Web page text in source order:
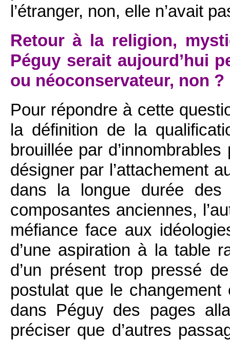
l’étranger, non, elle n’avait
Retour à la religion,
Péguy serait aujourd’hui
ou néoconservateur, non ?
Pour répondre à cette
la définition de la
brouillée par
désigner par l’attachement
dans la longue durée
composantes anciennes,
méfiance face aux
d’une aspiration à la table
d’un présent trop pressé
postulat que le
dans Péguy des pages
préciser que d’autres